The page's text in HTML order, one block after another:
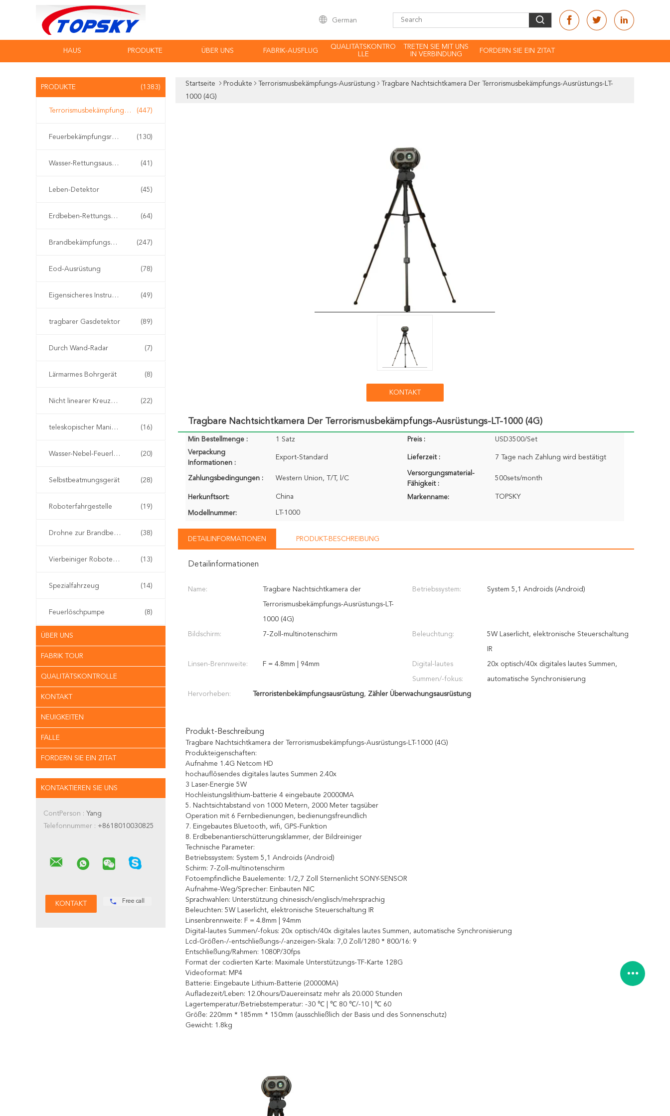
German
HAUS PRODUKTE ÜBER UNS FABRIK-AUSFLUG
QUALITÄTSKONTRO
LLE
TRETEN SIE MIT UNS
IN VERBINDUNG
FORDERN SIE EIN ZITAT
PRODUKTE (1383)
Terrorismusbekämpfungs-Ausrüstung (447)
Feuerbekämpfungsroboter (130)
Wasser-Rettungsausrüstung (41)
Leben-Detektor (45)
Erdbeben-Rettungsausrüstung (64)
Brandbekämpfungseinrichtung (247)
Eod-Ausrüstung (78)
Eigensicheres Instrument (49)
tragbarer Gasdetektor (89)
Durch Wand-Radar (7)
Lärmarmes Bohrgerät (8)
Nicht linearer Kreuzungs-Detektor (22)
teleskopischer Manipulator eod (16)
Wasser-Nebel-Feuerlöscher (20)
Selbstbeatmungsgerät (28)
Roboterfahrgestelle (19)
Drohne zur Brandbekämpfung (38)
Vierbeiniger Roboterhund (13)
Spezialfahrzeug (14)
Feuerlöschpumpe (8)
ÜBER UNS
FABRIK TOUR
QUALITÄTSKONTROLLE
KONTAKT
NEUIGKEITEN
FÄLLE
FORDERN SIE EIN ZITAT
KONTAKTIEREN SIE UNS
ContPerson : Yang
Telefonnummer : +8618010030825
Free call
Startseite Produkte Terrorismusbekämpfungs-Ausrüstung
Tragbare Nachtsichtkamera Der Terrorismusbekämpfungs-Ausrüstungs-LT-
1000 (4G)
KONTAKT
Tragbare Nachtsichtkamera Der Terrorismusbekämpfungs-Ausrüstungs-LT-1000 (4G)
Min Bestellmenge : 1 Satz Preis :
USD3500/Set
Verpackung
Informationen :
Export-Standard Lieferzeit : 7 Tage nach Zahlung wird bestätigt
Zahlungsbedingungen : Western Union, T/T, l/C
Versorgungsmaterial-
Fähigkeit :
500sets/month
Herkunftsort: China Markenname: TOPSKY
Modellnummer: LT-1000
DETAILINFORMATIONEN PRODUKT-BESCHREIBUNG
Detailinformationen
Name: Tragbare Nachtsichtkamera der
Terrorismusbekämpfungs-Ausrüstungs-LT-
1000 (4G)
Betriebssystem: System 5,1 Androids (Android)
Bildschirm: 7-Zoll-multinotenschirm Beleuchtung: 5W Laserlicht, elektronische Steuerschaltung
IR
Linsen-Brennweite: F = 4.8mm | 94mm Digital-lautes
Summen/-fokus:
20x optisch/40x digitales lautes Summen,
automatische Synchronisierung
Hervorheben: Terroristenbekämpfungsausrüstung, Zähler Überwachungsausrüstung
Produkt-Beschreibung
Tragbare Nachtsichtkamera der Terrorismusbekämpfungs-Ausrüstungs-LT-1000 (4G)
Produkteigenschaften:
Aufnahme 1.4G Netcom HD
hochauflösendes digitales lautes Summen 2.40x
3 Laser-Energie 5W
Hochleistungslithium-batterie 4 eingebaute 20000MA
5. Nachtsichtabstand von 1000 Metern, 2000 Meter tagsüber
Operation mit 6 Fernbedienungen, bedienungsfreundlich
7. Eingebautes Bluetooth, wifi, GPS-Funktion
8. Erdbebenantierschütterungsklammer, der Bildreiniger
Technische Parameter:
Betriebssystem: System 5,1 Androids (Android)
Schirm: 7-Zoll-multinotenschirm
Fotoempfindliche Bauelemente: 1/2,7 Zoll Sternenlicht SONY-SENSOR
Aufnahme-Weg/Sprecher: Einbauten NIC
Sprachwahlen: Unterstützung chinesisch/englisch/mehrsprachig
Beleuchten: 5W Laserlicht, elektronische Steuerschaltung IR
Linsenbrennweite: F = 4.8mm | 94mm
Digital-lautes Summen/-fokus: 20x optisch/40x digitales lautes Summen, automatische Synchronisierung
Lcd-Größen-/-entschließungs-/-anzeigen-Skala: 7,0 Zoll/1280 * 800/16: 9
Entschließung/Rahmen: 1080P/30fps
Format der codierten Karte: Maximale Unterstützungs-TF-Karte 128G
Videoformat: MP4
Batterie: Eingebaute Lithium-Batterie (20000MA)
Aufladezeit/Leben: 12.0hours/Dauereinsatz mehr als 20.000 Stunden
Lagertemperatur/Betriebstemperatur: -30 ℃ | ℃ 80 ℃/-10 | ℃ 60
Größe: 220mm * 185mm * 150mm (ausschließlich der Basis und des Sonnenschutz)
Gewicht: 1.8kg